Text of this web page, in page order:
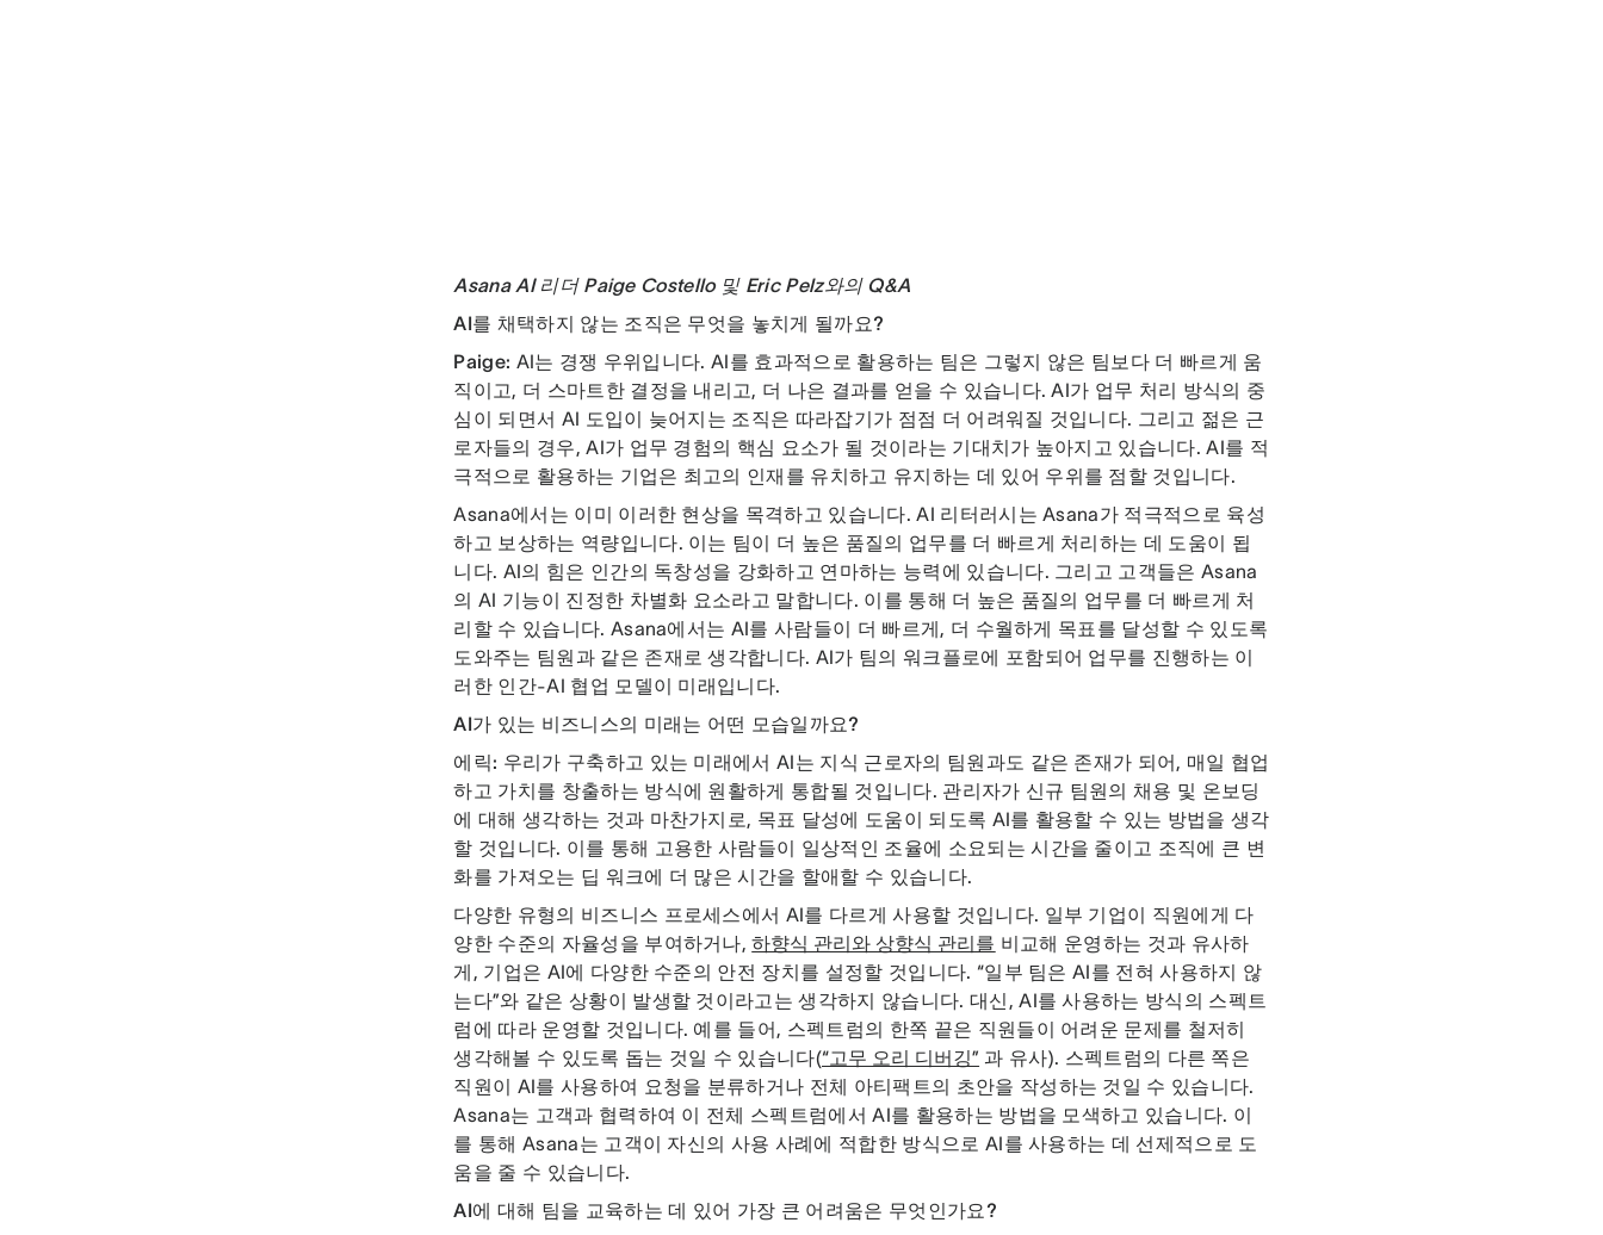
Asana AI 리더 Paige Costello 및 Eric Pelz와의 Q&A
AI를 채택하지 않는 조직은 무엇을 놓치게 될까요?
Paige: AI는 경쟁 우위입니다. AI를 효과적으로 활용하는 팀은 그렇지 않은 팀보다 더 빠르게 움
직이고, 더 스마트한 결정을 내리고, 더 나은 결과를 얻을 수 있습니다. AI가 업무 처리 방식의 중
심이 되면서 AI 도입이 늦어지는 조직은 따라잡기가 점점 더 어려워질 것입니다. 그리고 젊은 근
로자들의 경우, AI가 업무 경험의 핵심 요소가 될 것이라는 기대치가 높아지고 있습니다. AI를 적
극적으로 활용하는 기업은 최고의 인재를 유치하고 유지하는 데 있어 우위를 점할 것입니다.
Asana에서는 이미 이러한 현상을 목격하고 있습니다. AI 리터러시는 Asana가 적극적으로 육성
하고 보상하는 역량입니다. 이는 팀이 더 높은 품질의 업무를 더 빠르게 처리하는 데 도움이 됩
니다. AI의 힘은 인간의 독창성을 강화하고 연마하는 능력에 있습니다. 그리고 고객들은 Asana
의 AI 기능이 진정한 차별화 요소라고 말합니다. 이를 통해 더 높은 품질의 업무를 더 빠르게 처
리할 수 있습니다. Asana에서는 AI를 사람들이 더 빠르게, 더 수월하게 목표를 달성할 수 있도록
도와주는 팀원과 같은 존재로 생각합니다. AI가 팀의 워크플로에 포함되어 업무를 진행하는 이
러한 인간-AI 협업 모델이 미래입니다.
AI가 있는 비즈니스의 미래는 어떤 모습일까요?
에릭: 우리가 구축하고 있는 미래에서 AI는 지식 근로자의 팀원과도 같은 존재가 되어, 매일 협업
하고 가치를 창출하는 방식에 원활하게 통합될 것입니다. 관리자가 신규 팀원의 채용 및 온보딩
에 대해 생각하는 것과 마찬가지로, 목표 달성에 도움이 되도록 AI를 활용할 수 있는 방법을 생각
할 것입니다. 이를 통해 고용한 사람들이 일상적인 조율에 소요되는 시간을 줄이고 조직에 큰 변
화를 가져오는 딥 워크에 더 많은 시간을 할애할 수 있습니다.
다양한 유형의 비즈니스 프로세스에서 AI를 다르게 사용할 것입니다. 일부 기업이 직원에게 다
양한 수준의 자율성을 부여하거나,하향식 관리와 상향식 관리를 비교해 운영하는 것과 유사하
게, 기업은 AI에 다양한 수준의 안전 장치를 설정할 것입니다. “일부 팀은 AI를 전혀 사용하지 않
는다”와 같은 상황이 발생할 것이라고는 생각하지 않습니다. 대신, AI를 사용하는 방식의 스펙트
럼에 따라 운영할 것입니다. 예를 들어, 스펙트럼의 한쪽 끝은 직원들이 어려운 문제를 철저히
생각해볼 수 있도록 돕는 것일 수 있습니다(“고무 오리 디버깅” 과 유사). 스펙트럼의 다른 쪽은
직원이 AI를 사용하여 요청을 분류하거나 전체 아티팩트의 초안을 작성하는 것일 수 있습니다.
Asana는 고객과 협력하여 이 전체 스펙트럼에서 AI를 활용하는 방법을 모색하고 있습니다. 이
를 통해 Asana는 고객이 자신의 사용 사례에 적합한 방식으로 AI를 사용하는 데 선제적으로 도
움을 줄 수 있습니다.
AI에 대해 팀을 교육하는 데 있어 가장 큰 어려움은 무엇인가요?